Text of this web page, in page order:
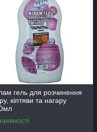
гель для розчинення
кіптяви та нагару